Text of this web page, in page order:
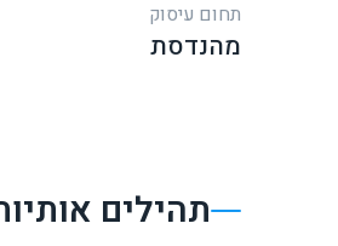
תחום עיסוק
מהנדסת
תהילים